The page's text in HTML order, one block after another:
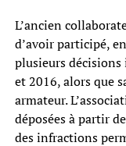
L’ancien
d’avoir participé,
plusieurs
et 2016, alors que
armateur.
déposées à partir
des infractions